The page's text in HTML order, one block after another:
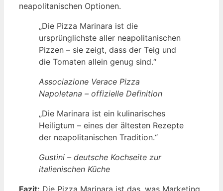
neapolitanischen Optionen.
„Die Pizza Marinara ist die
ursprünglichste aller neapolitanischen
Pizzen – sie zeigt, dass der Teig und
die Tomaten allein genug sind.“
Associazione Verace Pizza
Napoletana – offizielle Definition
„Die Marinara ist ein kulinarisches
Heiligtum – eines der ältesten Rezepte
der neapolitanischen Tradition.“
Gustini – deutsche Kochseite zur
italienischen Küche
Fazit: Die Pizza Marinara ist das, was Marketing